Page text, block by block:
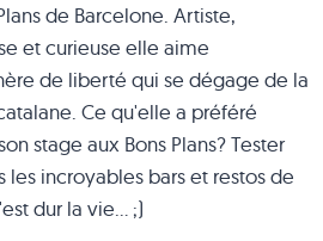
de Barcelone. Artiste,
et curieuse elle aime
de liberté qui se dégage de la
Ce qu'elle a préféré
stage aux Bons Plans? Tester
les incroyables bars et restos de
dur la vie... ;)